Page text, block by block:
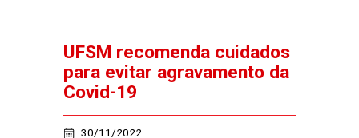
UFSM recomenda cuidados
para evitar agravamento da
Covid-19
30/11/2022